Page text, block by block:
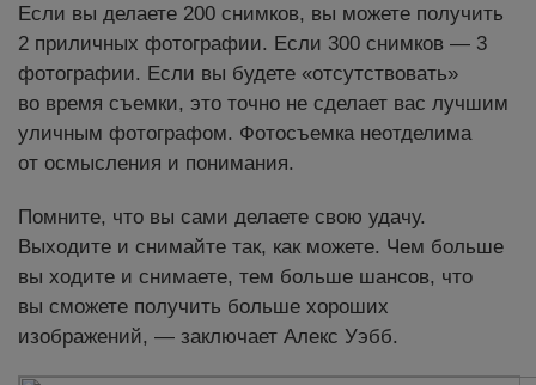
Если вы делаете 200 снимков, вы можете получить
2 приличных фотографии. Если 300 снимков — 3
фотографии. Если вы будете «отсутствовать»
во время съемки, это точно не сделает вас лучшим
уличным фотографом. Фотосъемка неотделима
от осмысления и понимания.
Помните, что вы сами делаете свою удачу.
Выходите и снимайте так, как можете. Чем больше
вы ходите и снимаете, тем больше шансов, что
вы сможете получить больше хороших
изображений, — заключает Алекс Уэбб.